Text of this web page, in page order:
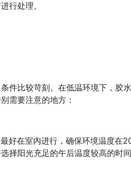
行处理。
件比较苛刻。在低温环境下，胶
需要注意的地方：
好在室内进行，确保环境温度
择阳光充足的午后温度较高的时间